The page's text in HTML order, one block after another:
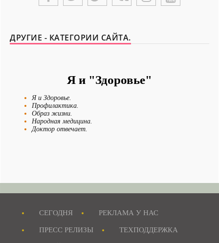
ДРУГИЕ - КАТЕГОРИИ САЙТА.
Я и "Здоровье"
Я и Здоровье.
Профилактика.
Образ жизни.
Народная медицина.
Доктор отвечает.
Я и Домашние Питомцы.
Журнал "MAXIM"
СЕГОДНЯ РЕКЛАМА У НАС
ПРЕСС РЕЛИЗЫ ТЕХПОДДЕРЖКА